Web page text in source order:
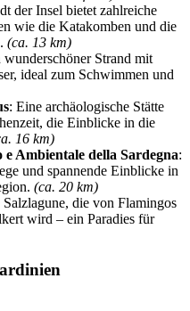
der Insel bietet zahlreiche
wie die Katakomben und die
(ca. 13 km)
wunderschöner Strand mit
ideal zum Schwimmen und
: Eine archäologische Stätte
die Einblicke in die
16 km)
Ambientale della Sardegna:
und spannende Einblicke in
(ca. 20 km)
die von Flamingos
wird – ein Paradies für